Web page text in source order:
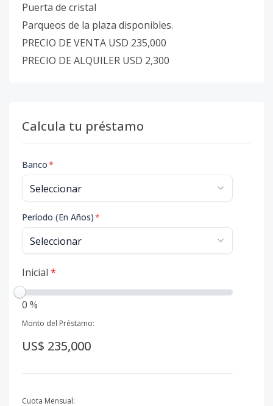
Puerta de cristal
Parqueos de la plaza disponibles.
PRECIO DE VENTA USD 235,000
PRECIO DE ALQUILER USD 2,300
Calcula tu préstamo
Banco*
Período (En Años)*
Inicial *
0 %
Monto del Préstamo:
US$ 235,000
Cuota Mensual: